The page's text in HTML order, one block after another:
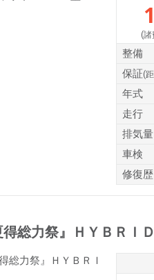
(諸
整備
保証(
年式
走行
排気量
車検
修復歴
総力祭』ＨＹＢＲ